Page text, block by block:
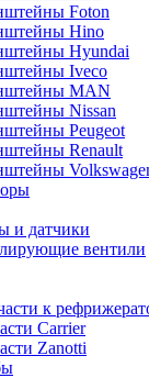
Foton
Hino
Hyundai
Iveco
MAN
Nissan
Peugeot
Renault
и датчики
вентили
к
Carrier
Zanotti